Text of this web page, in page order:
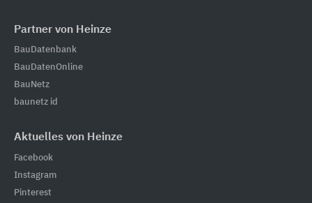
Partner von Heinze
BauDatenbank
BauDatenOnline
BauNetz
baunetz id
Aktuelles von Heinze
Facebook
Instagram
Pinterest